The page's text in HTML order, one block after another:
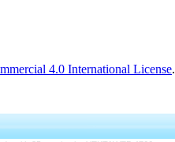
4.0 International License.